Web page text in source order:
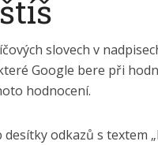
slovech v
Google bere při
hodnocení.
desítky odkazů s textem